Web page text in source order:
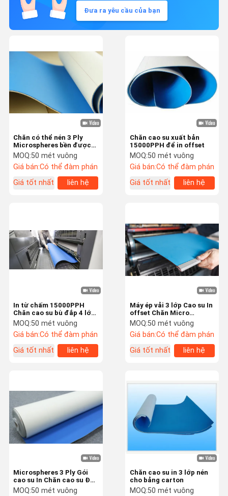
Sản Phẩm Về Chúng Tôi
Đưa ra yêu cầu của bạn
Chăn cao su xuất bản
15000PPH để in offset
MOQ:50 mét vuông
Giá bán:Có thể đàm phán
Giá tốt nhất
liên hệ
Chăn có thể nén 3 Ply
Microspheres bền được
đánh bóng
MOQ:50 mét vuông
Giá bán:Có thể đàm phán
Giá tốt nhất
liên hệ
Máy ép vải 3 lớp Cao su In
offset Chăn Micro
Ground
MOQ:50 mét vuông
Giá bán:Có thể đàm phán
Giá tốt nhất
liên hệ
In từ chấm 15000PPH
Chăn cao su bù đắp 4 lớp
vải
MOQ:50 mét vuông
Giá bán:Có thể đàm phán
Giá tốt nhất
liên hệ
Chăn cao su in 3 lớp nén
cho bảng carton
MOQ:50 mét vuông
Microspheres 3 Ply Gói
cao su In Chăn cao su Độ
nhám 1.1um
MOQ:50 mét vuông